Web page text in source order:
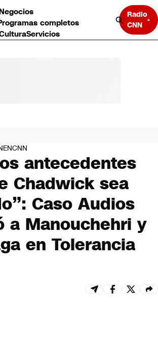
completos
Servicios
Radio
CNN
antecedentes
Chadwick sea
Caso Audios
a Manouchehri y
en Tolerancia